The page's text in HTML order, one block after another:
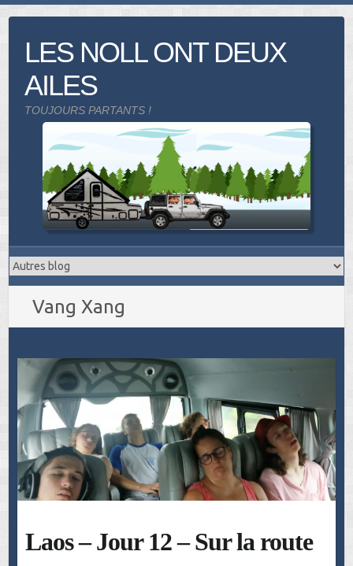
LES NOLL ONT DEUX
AILES
TOUJOURS PARTANTS !
Vang Xang
Laos – Jour 12 – Sur la route